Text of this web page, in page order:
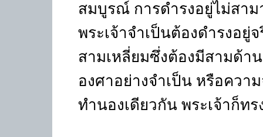
สมบูรณ์ การดำรงอยู่ไม่สาม
พระเจ้าจำเป็นต้องดำรงอยู่
สามเหลี่ยมซึ่งต้องมีสามด้า
องศาอย่างจำเป็น หรือควา
ทำนองเดียวกัน พระเจ้าก็ท